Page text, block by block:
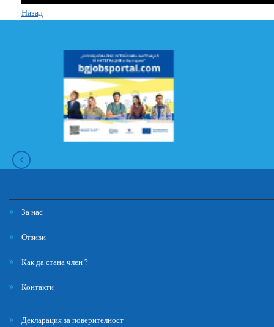
Назад
За нас
Отзиви
Как да стана член ?
Контакти
Декларация за поверителност